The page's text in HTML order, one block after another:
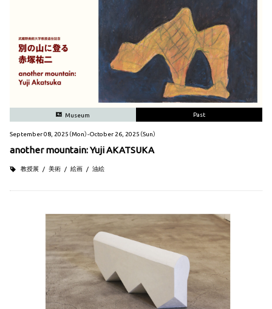
Museum Past
September 08, 2025（Mon）-October 26, 2025（Sun）
another mountain: Yuji AKATSUKA
教授展 美術 絵画 油絵